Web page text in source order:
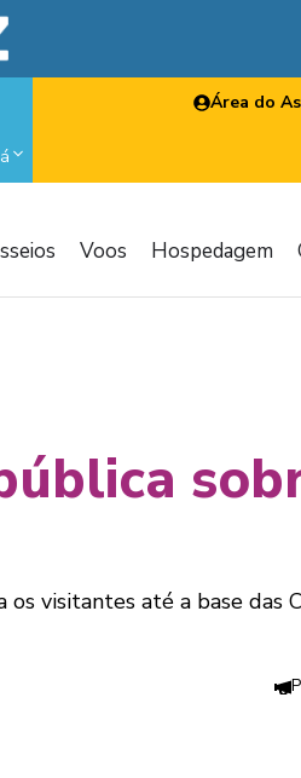
Área do
Voos Hospedagem
visitantes até a base das